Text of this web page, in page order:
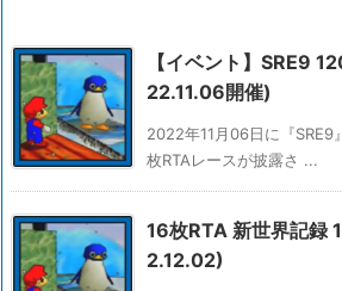
【イベント】SRE9
22.11.06開催)
2022年11月06日に『SRE9
枚RTAレースが披露さ ...
16枚RTA 新世界記録
2.12.02)